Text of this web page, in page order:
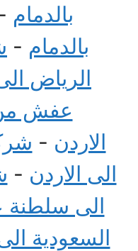
بالدمام
بالدمام -
الرياض
عفش
الاردن -
الى الاردن -
الى سلطنة
السعودية